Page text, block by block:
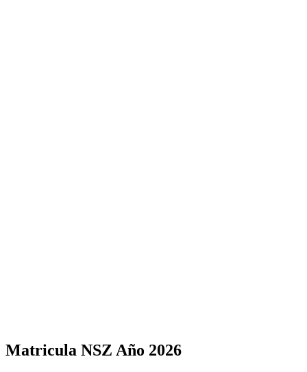
Matricula NSZ Año 2026